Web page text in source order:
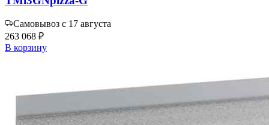
Самовывоз с 17 августа
263 068 ₽
В корзину